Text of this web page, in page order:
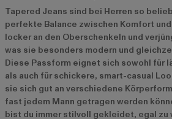
Tapered Jeans sind bei Herren so
perfekte Balance zwischen Komfort
locker an den Oberschenkeln und
was sie besonders modern und
Diese Passform eignet sich sowohl für
als auch für schickere, smart-casual
sie sich gut an verschiedene
fast jedem Mann getragen werden
bist du immer stilvoll gekleidet, egal zu